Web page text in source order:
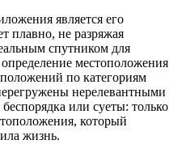
является его
плавно, не разряжая
спутником для
местоположения
по категориям
нерелевантными
или суеты: только
который
жизнь.